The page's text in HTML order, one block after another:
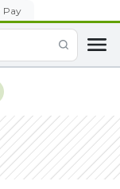
Pay